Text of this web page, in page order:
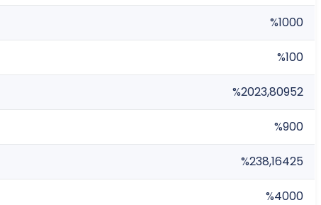
%1000
%100
%2023,80952
%900
%238,16425
%4000